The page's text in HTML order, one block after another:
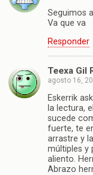
Seguimos
Va que va
Responder
Teexa Gil
agosto 16,
Eskerrik
la lectura,
sucede
fuerte, te
arrastre y
múltiples y
aliento.
Abrazo